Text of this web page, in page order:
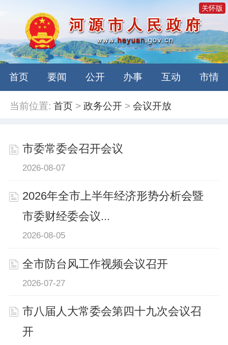
关怀版
首页 要闻 公开 办事 互动 市情
当前位置: 首页 >政务公开 >会议开放
市委常委会召开会议
2026-08-07
2026年全市上半年经济形势分析会暨
市委财经委会议...
2026-08-05
全市防台风工作视频会议召开
2026-07-27
市八届人大常委会第四十九次会议召
开